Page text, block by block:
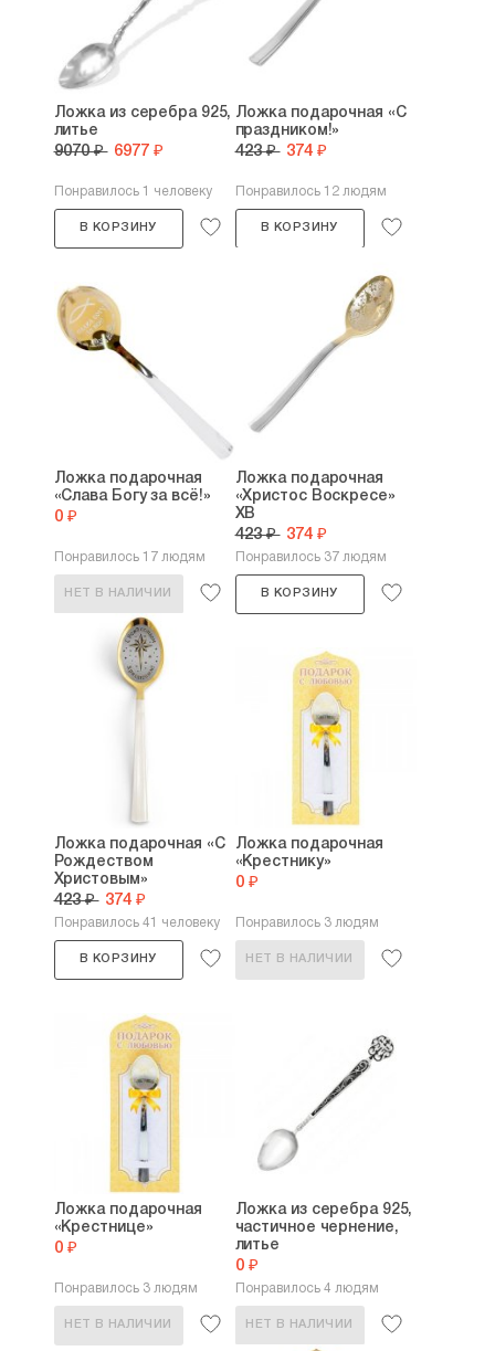
Ложка из серебра 925,
литье
9070 ₽ 6977 ₽
Понравилось 1 человеку
В КОРЗИНУ
Ложка подарочная «С
праздником!»
423 ₽ 374 ₽
Понравилось 12 людям
В КОРЗИНУ
Ложка подарочная
«Слава Богу за всё!»
0 ₽
Понравилось 17 людям
НЕТ В НАЛИЧИИ
Ложка подарочная
«Христос Воскресе»
ХВ
423 ₽ 374 ₽
Понравилось 37 людям
В КОРЗИНУ
Ложка подарочная «С
Рождеством
Христовым»
423 ₽ 374 ₽
Понравилось 41 человеку
В КОРЗИНУ
Ложка подарочная
«Крестнику»
0 ₽
Понравилось 3 людям
НЕТ В НАЛИЧИИ
Ложка подарочная
«Крестнице»
0 ₽
Понравилось 3 людям
НЕТ В НАЛИЧИИ
Ложка из серебра 925,
частичное чернение,
литье
0 ₽
Понравилось 4 людям
НЕТ В НАЛИЧИИ